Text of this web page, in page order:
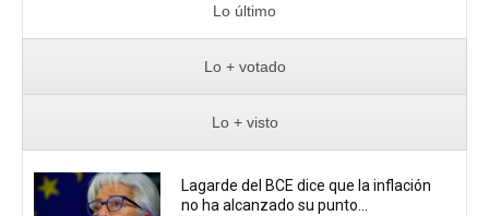
Lo último
Lo + votado
Lo + visto
Lagarde del BCE dice que la inflación
no ha alcanzado su punto...